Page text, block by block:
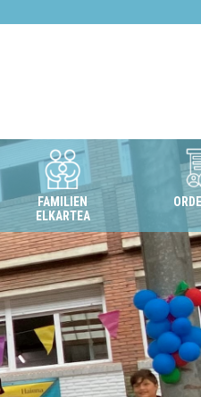
FAMILIEN
ELKARTEA